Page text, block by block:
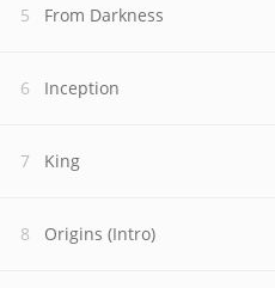
From Darkness
Inception
King
Origins (Intro)